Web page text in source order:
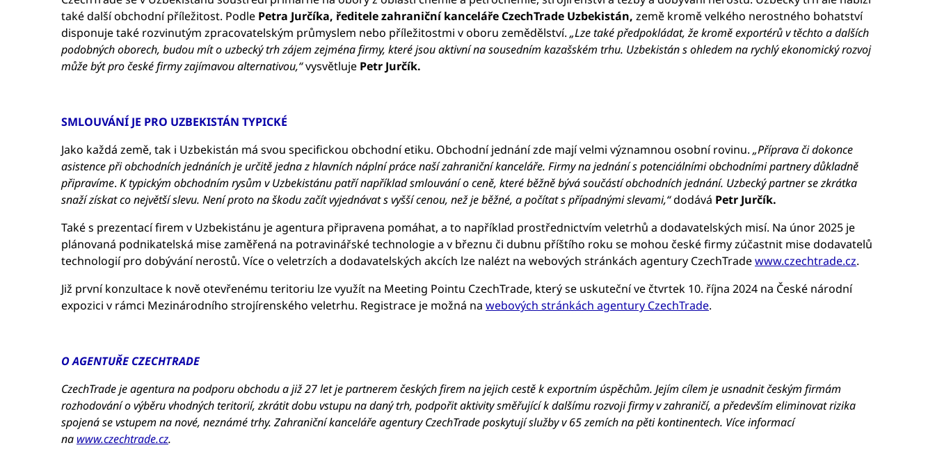
také další obchodní příležitost. Podle Petra Jurčíka, ředitele zahraniční kanceláře CzechTrade Uzbekistán, země kromě velkého nerostného bohatství
disponuje také rozvinutým zpracovatelským průmyslem nebo příležitostmi v oboru zemědělství. „Lze také předpokládat, že kromě exportérů v těchto a dalších
podobných oborech, budou mít o uzbecký trh zájem zejména firmy, které jsou aktivní na sousedním kazašském trhu. Uzbekistán s ohledem na rychlý ekonomický rozvoj
může být pro české firmy zajímavou alternativou,“vysvětluje Petr Jurčík.
SMLOUVÁNÍ JE PRO UZBEKISTÁN TYPICKÉ
Jako každá země, tak i Uzbekistán má svou specifickou obchodní etiku. Obchodní jednání zde mají velmi významnou osobní rovinu. „Příprava či dokonce
asistence při obchodních jednáních je určitě jedna z hlavních náplní práce naší zahraniční kanceláře. Firmy na jednání s potenciálními obchodními partnery důkladně
připravíme. Ktypickým obchodním rysům v Uzbekistánu patří například smlouvání o ceně, které běžně bývá součástí obchodních jednání. Uzbecký partner se zkrátka
snaží získat co největší slevu. Není proto na škodu začít vyjednávat s vyšší cenou, než je běžné, a počítat s případnými slevami,“dodává Petr Jurčík.
Také s prezentací firem v Uzbekistánu je agentura připravena pomáhat, a to například prostřednictvím veletrhů a dodavatelských misí. Na únor 2025 je
plánovaná podnikatelská mise zaměřená na potravinářské technologie a v březnu či dubnu příštího roku se mohou české firmy zúčastnit mise dodavatelů
technologií pro dobývání nerostů. Více o veletrzích a dodavatelských akcích lze nalézt na webových stránkách agentury CzechTradewww.czechtrade.cz.
Již první konzultace k nově otevřenému teritoriu lze využít na Meeting Pointu CzechTrade, který se uskuteční ve čtvrtek 10. října 2024 na České národní
expozici v rámci Mezinárodního strojírenského veletrhu. Registrace je možná na webových stránkách agentury CzechTrade.
O AGENTUŘE CZECHTRADE
CzechTrade je agentura na podporu obchodu a již 27 let je partnerem českých firem na jejich cestě k exportním úspěchům. Jejím cílem je usnadnit českým firmám
rozhodování o výběru vhodných teritorií, zkrátit dobu vstupu na daný trh, podpořit aktivity směřující k dalšímu rozvoji firmy v zahraničí, a především eliminovat rizika
spojená se vstupem na nové, neznámé trhy. Zahraniční kanceláře agentury CzechTrade poskytují služby v 65 zemích na pěti kontinentech. Více informací
na www.czechtrade.cz.